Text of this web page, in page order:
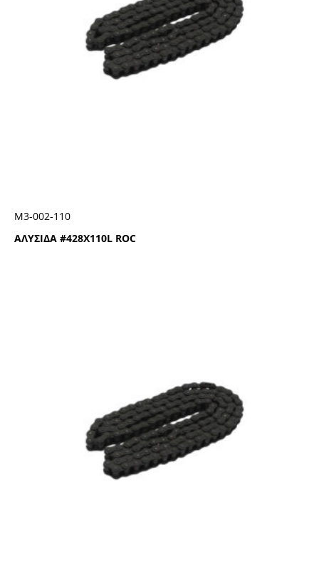
ΑΛΥΣΙΔΑ #428Χ110L ROC
Μ3-002-110